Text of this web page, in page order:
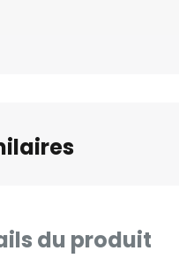
du produit